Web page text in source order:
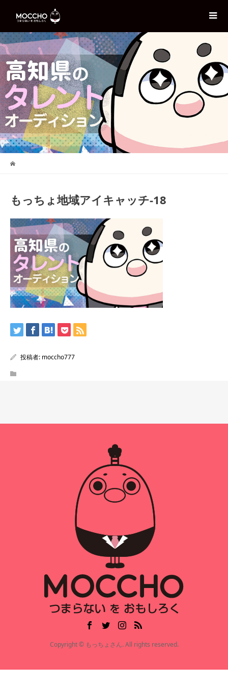
もっちょ地域アイキャッチ-18
投稿者: moccho777
Copyright © もっちょさん. All rights reserved.